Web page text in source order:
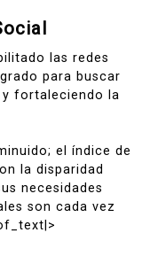
las redes
para buscar
fortaleciendo la
el índice de
la disparidad
necesidades
son cada vez